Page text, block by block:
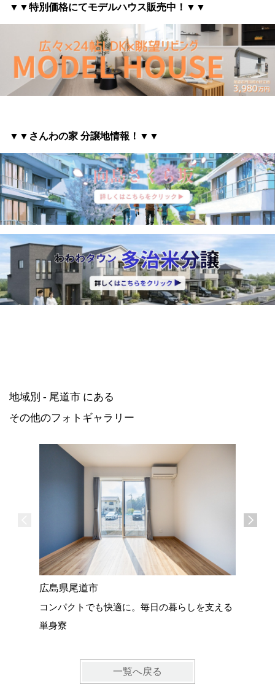
▼▼特別価格にてモデルハウス販売中！▼▼
▼▼さんわの家 分譲地情報 ！▼▼
地域別 - 尾道市 にある
その他のフォトギャラリー
広島県尾道市
コンパクトでも快適に。毎日の暮らしを支える
単身寮
一覧へ戻る